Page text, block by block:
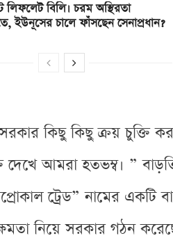
লিফলেট বিলি। চরম অস্থিরতা
ইউনূসের চালে ফাঁসছেন সেনাপ্রধান?
সরকার কিছু কিছু ক্রয় চুক্তি
দেখে আমরা হতভম্ব। ”
ট্রেড” নামের একটি
নিয়ে সরকার গঠন